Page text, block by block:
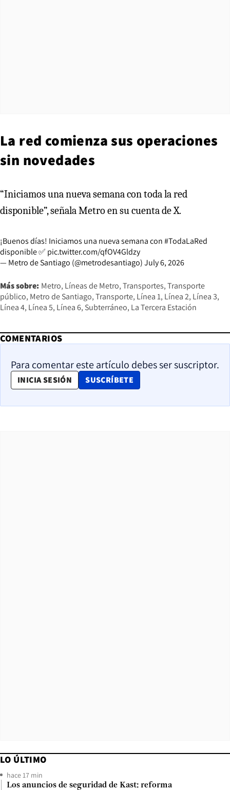
La red comienza sus operaciones
sin novedades
“Iniciamos una nueva semana con toda la red
disponible”, señala Metro en su cuenta de X.
¡Buenos días! Iniciamos una nueva semana con#TodaLaRed
disponible ✅ pic.twitter.com/qfOV4Gldzy
— Metro de Santiago (@metrodesantiago)July 6, 2026
Más sobre: Metro Líneas de Metro Transportes Transporte
público Metro de Santiago Transporte Línea 1 Línea 2 Línea 3
Línea 4 Línea 5 Línea 6 Subterráneo La Tercera Estación
COMENTARIOS
Para comentar este artículo debes ser suscriptor.
INICIA SESIÓN SUSCRÍBETE
OPENS IN NEW WINDOW
LO ÚLTIMO
hace 17 min
Los anuncios de seguridad de Kast: reforma